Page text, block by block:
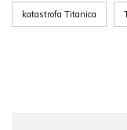
katastrofa Titanica